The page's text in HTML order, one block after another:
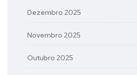
Dezembro 2025
Novembro 2025
Outubro 2025